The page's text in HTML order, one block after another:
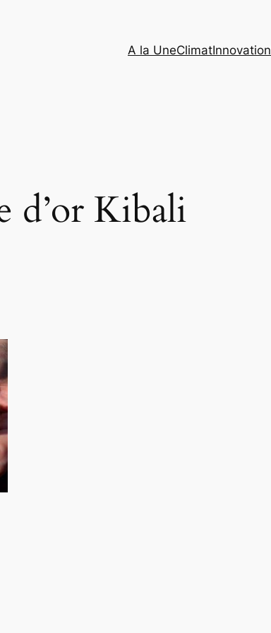
A la UneClimatInnovation
d’or Kibali